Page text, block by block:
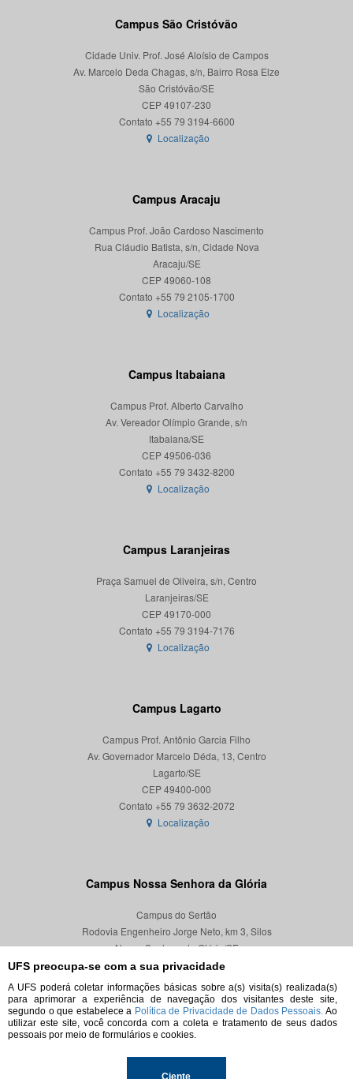
UFS preocupa-se com a sua privacidade
A UFS poderá coletar informações básicas sobre a(s) visita(s) realizada(s)
para aprimorar a experiência de navegação dos visitantes deste site,
segundo o que estabelece a Política de Privacidade de Dados Pessoais. Ao
utilizar este site, você concorda com a coleta e tratamento de seus dados
pessoais por meio de formulários e cookies.
Ciente
Campus São Cristóvão
Cidade Univ. Prof. José Aloísio de Campos
Av. Marcelo Deda Chagas, s/n, Bairro Rosa Elze
São Cristóvão/SE
CEP 49107-230
Localização
Campus Aracaju
Campus Prof. João Cardoso Nascimento
Rua Cláudio Batista, s/n, Cidade Nova
Aracaju/SE
CEP 49060-108
Localização
Campus Itabaiana
Campus Prof. Alberto Carvalho
Av. Vereador Olímpio Grande, s/n
Itabaiana/SE
CEP 49506-036
Localização
Campus Laranjeiras
Praça Samuel de Oliveira, s/n, Centro
Laranjeiras/SE
CEP 49170-000
Localização
Campus Lagarto
Campus Prof. Antônio Garcia Filho
Av. Governador Marcelo Déda, 13, Centro
Lagarto/SE
CEP 49400-000
Localização
Campus Nossa Senhora da Glória
Campus do Sertão
Rodovia Engenheiro Jorge Neto, km 3, Silos
Nossa Senhora da Glória/SE
CEP 49680-000
Localização